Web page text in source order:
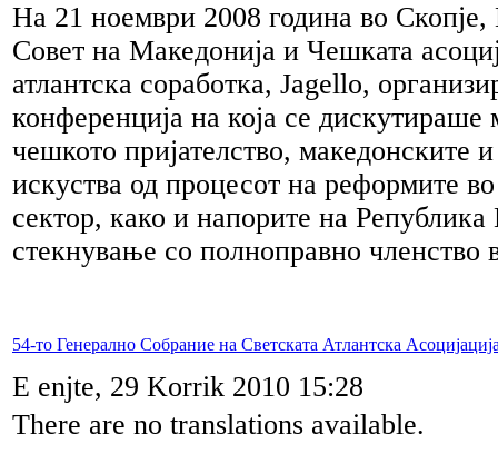
На 21 ноември 2008 година во Скопје,
Совет на Македонија и Чешката
атлантска соработка, Jagello,
конференција на која се дискутираше
чешкото пријателство, македонските
искуства од процесот на реформите
сектор, како и напорите на Република
стекнување со полноправно
54-то Генерално Собрание на Светската Атлантска
E enjte, 29 Korrik 2010 15:28
There are no translations available.